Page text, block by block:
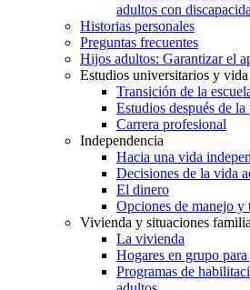
adultos con
Historias personales
Preguntas frecuentes
Hijos adultos: Garantizar el
Estudios universitarios y
Transición de la
Estudios después de la
Carrera profesional
Independencia
Hacia una vida
Decisiones de la vida
El dinero
Opciones de manejo y
Vivienda y situaciones
La vivienda
Hogares en grupo
Programas de